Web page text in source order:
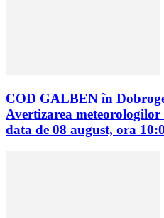
COD GALBEN în
Avertizarea
data de 08 august, ora